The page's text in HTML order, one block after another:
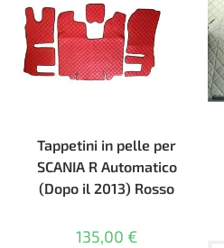
Tappetini in pelle per
SCANIA R Automatico
(Dopo il 2013) Rosso
135,00 €